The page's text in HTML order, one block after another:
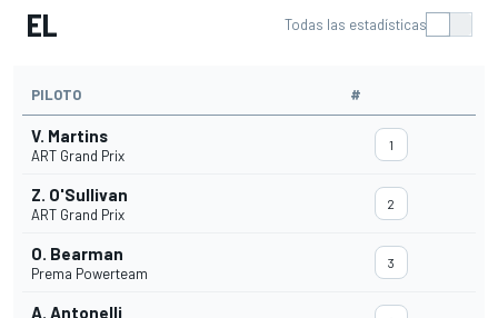
EL Todas las estadísticas
PILOTO #
V. Martins
ART Grand Prix
1
Z. O'Sullivan
ART Grand Prix
2
O. Bearman
Prema Powerteam
3
A. Antonelli